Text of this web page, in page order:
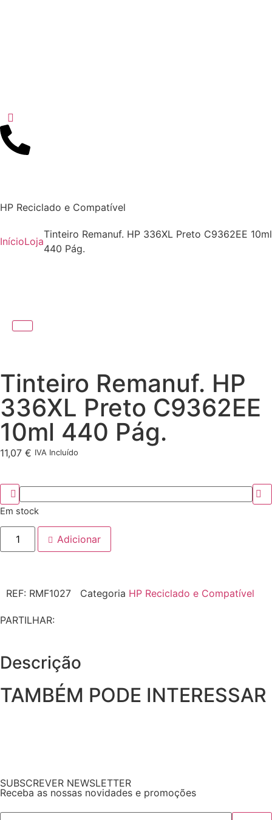
HP Reciclado e Compatível
InícioLoja
Tinteiro Remanuf. HP 336XL Preto C9362EE 10ml
440 Pág.
Tinteiro Remanuf. HP
336XL Preto C9362EE
10ml 440 Pág.
11,07 € IVA Incluído
Em stock
Adicionar
REF: RMF1027 Categoria HP Reciclado e Compatível
PARTILHAR:
Descrição
TAMBÉM PODE INTERESSAR
SUBSCREVER NEWSLETTER
Receba as nossas novidades e promoções